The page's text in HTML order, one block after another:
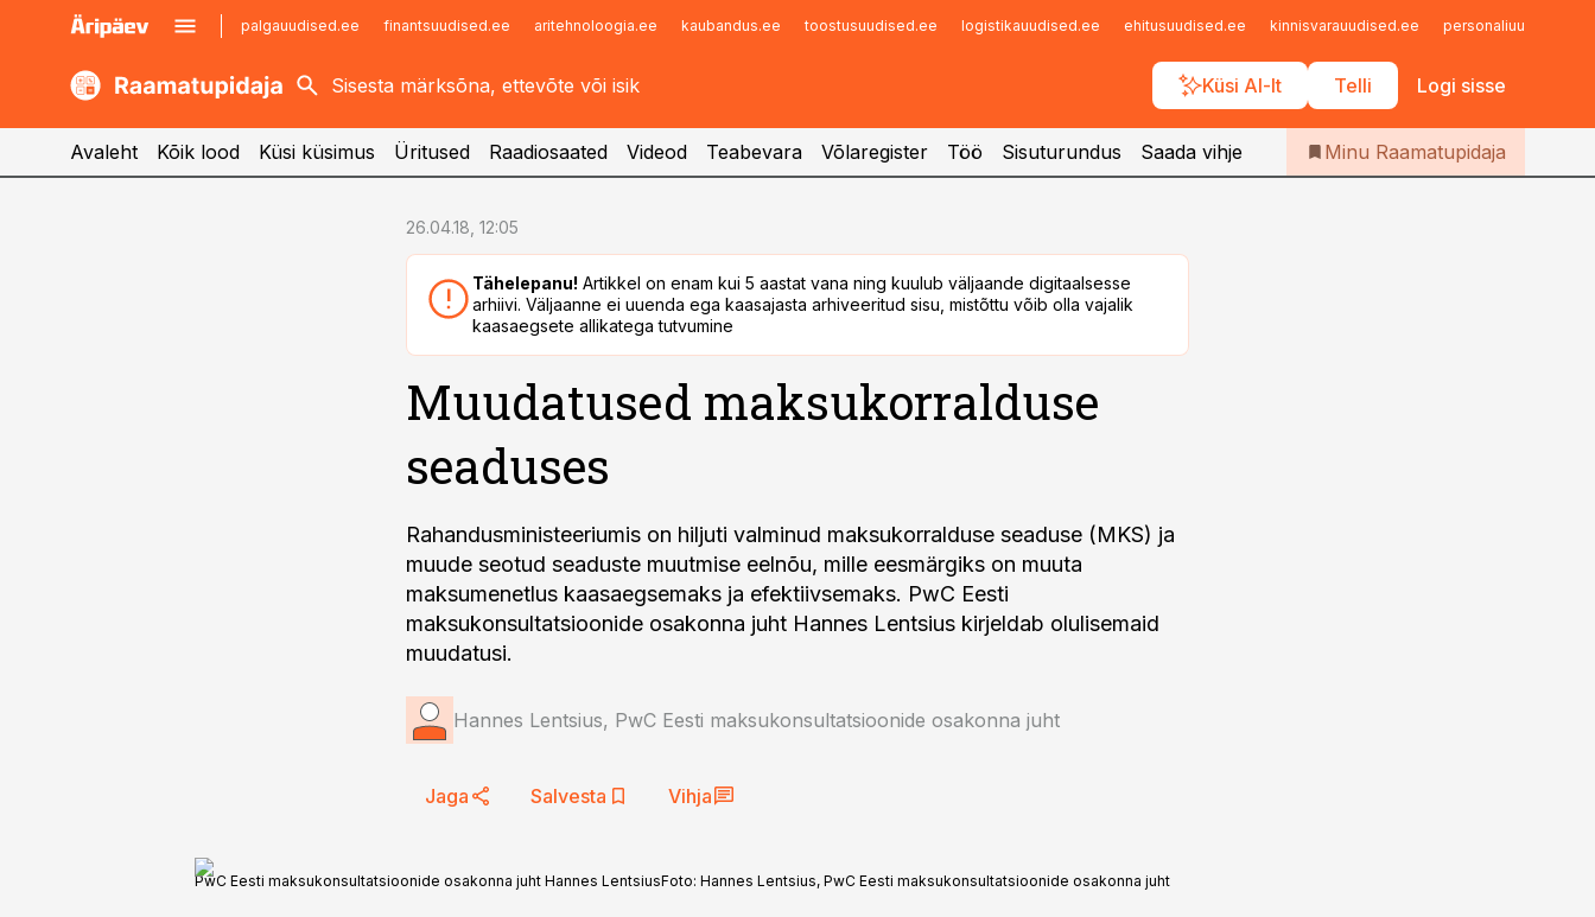
palgauudised.ee finantsuudised.ee aritehnoloogia.ee kaubandus.ee toostusuudised.ee logistikauudised.ee ehitusuudised.ee kinnisvarauudised.ee personaliuudised.ee
Küsi AI-lt Telli Logi sisse
kaubandus.ee
kinnisvarauudised.ee
imelineajalugu.ee
Infopank
Iseteenindus
Telli Raamatupidaja
Avaleht Kõik lood Küsi küsimus Üritused Raadiosaated Videod Teabevara Võlaregister Töö Sisuturundus Saada vihje Minu Raamatupidaja
26.04.18, 12:05
Tähelepanu! Artikkel on enam kui 5 aastat vana ning kuulub väljaande digitaalsesse
arhiivi. Väljaanne ei uuenda ega kaasajasta arhiveeritud sisu, mistõttu võib olla vajalik
kaasaegsete allikatega tutvumine
Muudatused maksukorralduse
seaduses
Rahandusministeeriumis on hiljuti valminud maksukorralduse seaduse (MKS) ja
muude seotud seaduste muutmise eelnõu, mille eesmärgiks on muuta
maksumenetlus kaasaegsemaks ja efektiivsemaks. PwC Eesti
maksukonsultatsioonide osakonna juht Hannes Lentsius kirjeldab olulisemaid
muudatusi.
Hannes Lentsius, PwC Eesti maksukonsultatsioonide osakonna juht
Jaga Salvesta Vihja
PwC Eesti maksukonsultatsioonide osakonna juht Hannes LentsiusFoto: Hannes Lentsius, PwC Eesti maksukonsultatsioonide osakonna juht